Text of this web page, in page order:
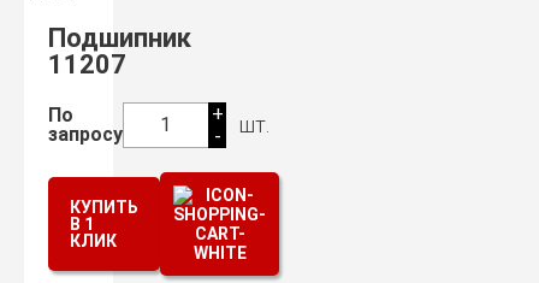
Подшипник
11207
По
запросу
1
+
-
шт.
КУПИТЬ
В 1
КЛИК